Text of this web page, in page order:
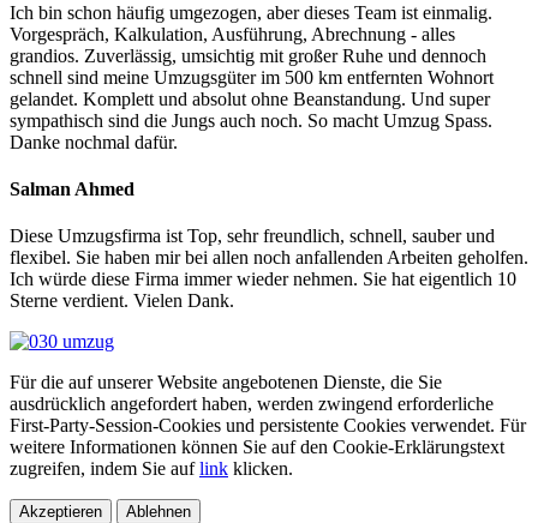
Ich bin schon häufig umgezogen, aber dieses Team ist einmalig.
Vorgespräch, Kalkulation, Ausführung, Abrechnung - alles
grandios. Zuverlässig, umsichtig mit großer Ruhe und dennoch
schnell sind meine Umzugsgüter im 500 km entfernten Wohnort
gelandet. Komplett und absolut ohne Beanstandung. Und super
sympathisch sind die Jungs auch noch. So macht Umzug Spass.
Danke nochmal dafür.
Salman Ahmed
Diese Umzugsfirma ist Top, sehr freundlich, schnell, sauber und
flexibel. Sie haben mir bei allen noch anfallenden Arbeiten geholfen.
Ich würde diese Firma immer wieder nehmen. Sie hat eigentlich 10
Sterne verdient. Vielen Dank.
Für die auf unserer Website angebotenen Dienste, die Sie
ausdrücklich angefordert haben, werden zwingend erforderliche
First-Party-Session-Cookies und persistente Cookies verwendet. Für
weitere Informationen können Sie auf den Cookie-Erklärungstext
zugreifen, indem Sie auflink klicken.
Akzeptieren Ablehnen